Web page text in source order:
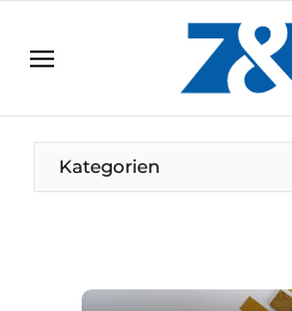
DE EN
DE
Kategorien